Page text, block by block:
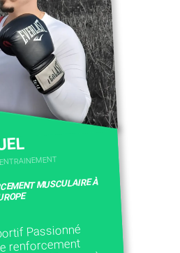
NOUS
MUSCULAIRE À
Passionné
renforcement